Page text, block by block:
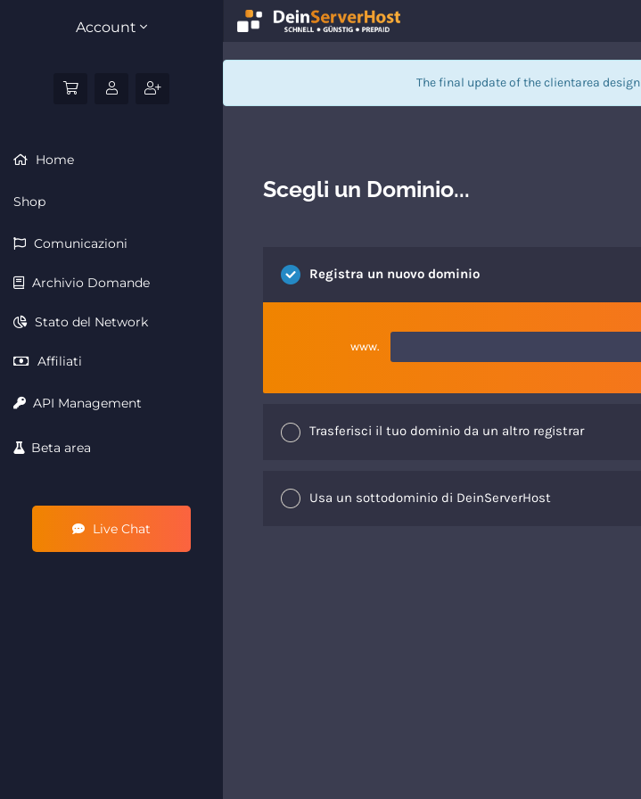
Account
Home
Shop
Comunicazioni
Archivio Domande
Stato del Network
Affiliati
API Management
Beta area
Live Chat
The final update of the clientarea
Scegli un Dominio...
Registra un nuovo dominio
www.
Trasferisci il tuo dominio da un altro registrar
Usa un sottodominio di DeinServerHost